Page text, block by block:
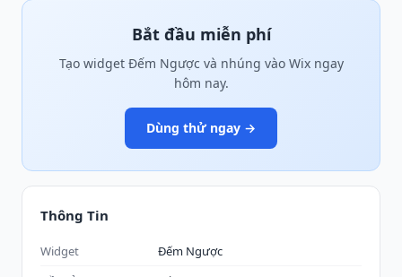
Bắt đầu miễn phí
Tạo widget Đếm Ngược và nhúng vào Wix ngay
hôm nay.
Dùng thử ngay →
Thông Tin
Widget
Đếm Ngược